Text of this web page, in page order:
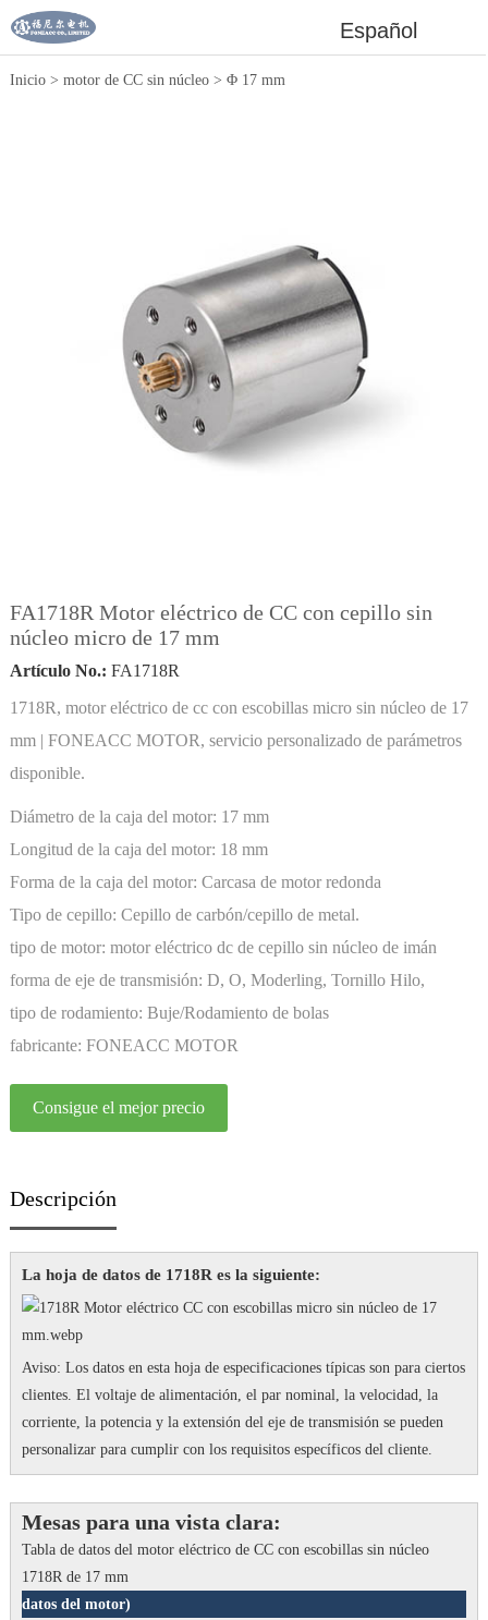
Español
Inicio> motor de CC sin núcleo> Φ 17 mm
FA1718R Motor eléctrico de CC con cepillo sin
núcleo micro de 17 mm
Artículo No.: FA1718R
1718R, motor eléctrico de cc con escobillas micro sin núcleo de 17
mm | FONEACC MOTOR, servicio personalizado de parámetros
disponible.
Diámetro de la caja del motor: 17 mm
Longitud de la caja del motor: 18 mm
Forma de la caja del motor: Carcasa de motor redonda
Tipo de cepillo: Cepillo de carbón/cepillo de metal.
tipo de motor: motor eléctrico dc de cepillo sin núcleo de imán
permanente
forma de eje de transmisión: D, O, Moderling, Tornillo Hilo,
Personalización
tipo de rodamiento: Buje/Rodamiento de bolas
fabricante: FONEACC MOTOR
Consigue el mejor precio
Descripción
La hoja de datos de 1718R es la siguiente:
Aviso: Los datos en esta hoja de especificaciones típicas son para ciertos
clientes. El voltaje de alimentación, el par nominal, la velocidad, la
corriente, la potencia y la extensión del eje de transmisión se pueden
personalizar para cumplir con los requisitos específicos del cliente.
Mesas para una vista clara:
Tabla de datos del motor eléctrico de CC con escobillas sin núcleo
1718R de 17 mm
datos del motor)